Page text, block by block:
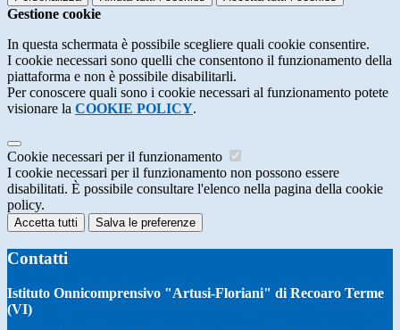
Gestione cookie
In questa schermata è possibile scegliere quali cookie consentire.
I cookie necessari sono quelli che consentono il funzionamento della
piattaforma e non è possibile disabilitarli.
Per conoscere quali sono i cookie necessari al funzionamento potete
visionare la COOKIE POLICY.
Cookie necessari per il funzionamento
I cookie necessari per il funzionamento non possono essere
disabilitati. È possibile consultare l'elenco nella pagina della cookie
policy.
Accetta tutti Salva le preferenze
Contatti
Istituto Onnicomprensivo "Artusi-Floriani" di Recoaro Terme
(VI)